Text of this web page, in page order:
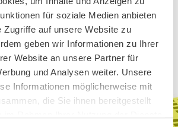
für soziale Medien anbieten
Zugriffe auf unsere Website zu
geben wir Informationen zu Ihrer
Website an unsere Partner für
und Analysen weiter. Unsere
Informationen möglicherweise mit
die Sie ihnen bereitgestellt